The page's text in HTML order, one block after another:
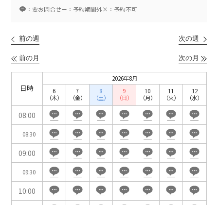
：要お問合せー：予約期間外×：予約不可
前の週 次の週
前の月 次の月
日時
2026年8月
6
（木）
7
（金）
8
（土）
9
（日）
10
（月）
11
（火）
12
（水）
08:00
08:30
09:00
09:30
10:00
ベルサール新宿南口
ベルサール新宿グランド
新宿住友ビル三角広場
新宿住友スカイルーム
ベルサール新宿セントラルパーク
ベルサール西新宿
ベルサール高田馬場
秋葉原・神田・東京エリア
ベルサール八重洲
ベルサール東京日本橋
ベルサール秋葉原
ベルサール神田
飯田橋・九段・半蔵門・神保町エリア
ベルサール半蔵門
ベルサール飯田橋駅前
ベルサール飯田橋ファースト
ベルサール神保町アネックス
ベルサール神保町
ベルサール九段
渋谷エリア
ベルサール渋谷ファースト
ベルサール渋谷ガーデン
六本木・虎ノ門エリア
ベルサール虎ノ門
泉ガーデンギャラリー
ベルサール六本木グランドコンファレンスセンター
ベルサール六本木
汐留・御成門・芝公園エリア
ベルサール芝公園
ベルサール御成門タワー
ベルサール汐留
ベルサール東京汐留コンファレンスセンター
ベルサール三田ガーデン
有明・羽田エリア
東京ガーデンシアター
ベルサール有明コンファレンスセンター
ベルサール羽田空港
日時